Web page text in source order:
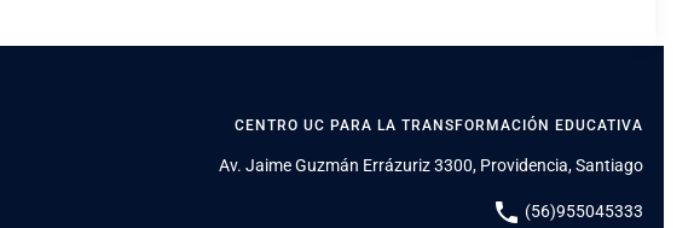
CENTRO UC PARA LA TRANSFORMACIÓN EDUCATIVA
Av. Jaime Guzmán Errázuriz 3300, Providencia, Santiago
phone (56)955045333